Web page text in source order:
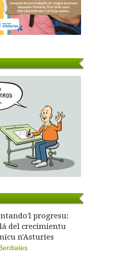
progresu:
del crecimientu
n'Asturies